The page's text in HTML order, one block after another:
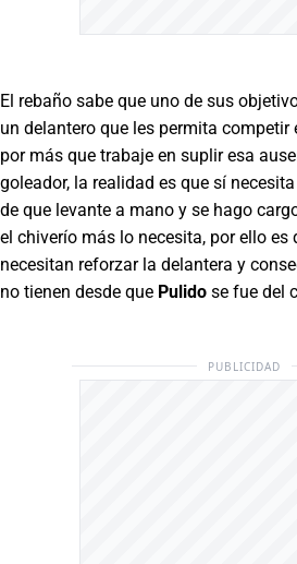
El rebaño sabe que uno de sus
un delantero que les permita competir
por más que trabaje en suplir esa
goleador, la realidad es que sí
de que levante a mano y se hago
el chiverío más lo necesita, por ello es
necesitan reforzar la delantera y
no tienen desde que Pulido se fue del
PUBLICIDAD